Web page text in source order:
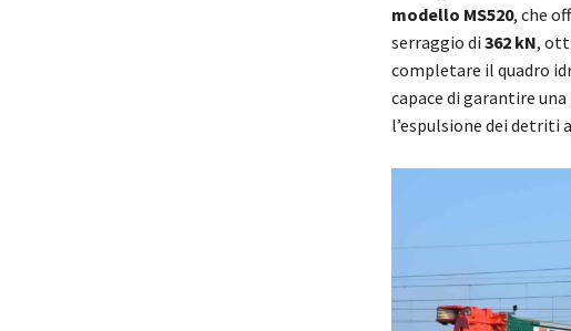
modello MS520, che
serraggio di 362 kN,
completare il quadro
capace di garantire
l’espulsione dei detriti